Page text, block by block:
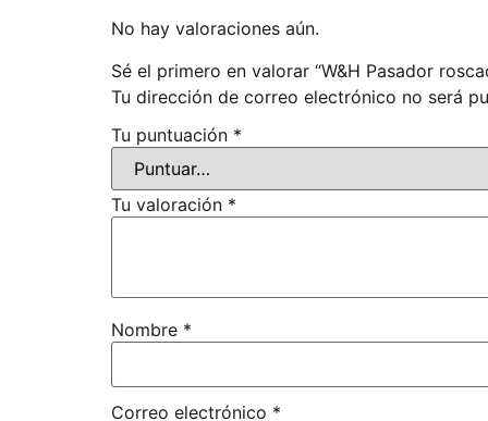
No hay valoraciones aún.
Sé el primero en valorar “W&H Pasador
Tu dirección de correo electrónico no será
Tu puntuación *
Tu valoración *
Nombre *
Correo electrónico *